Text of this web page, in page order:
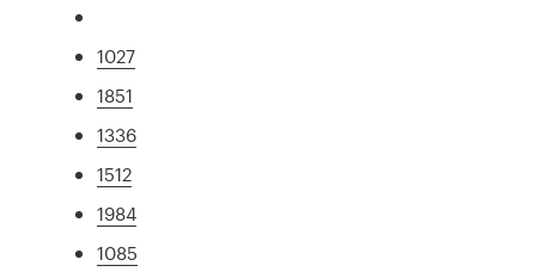
1027
1851
1336
1512
1984
1085